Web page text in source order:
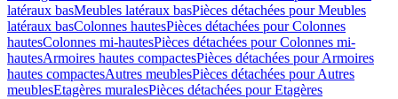
latéraux basMeubles latéraux basPièces détachées pour Meubles
latéraux basColonnes hautesPièces détachées pour Colonnes
hautesColonnes mi-hautesPièces détachées pour Colonnes mi-
hautesArmoires hautes compactesPièces détachées pour Armoires
hautes compactesAutres meublesPièces détachées pour Autres
meublesEtagères muralesPièces détachées pour Etagères